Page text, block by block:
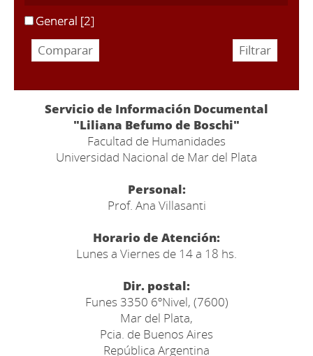
General [2]
Servicio de Información Documental
"Liliana Befumo de Boschi"
Facultad de Humanidades
Universidad Nacional de Mar del Plata
Personal:
Prof. Ana Villasanti
Horario de Atención:
Lunes a Viernes de 14 a 18 hs.
Dir. postal:
Funes 3350 6ºNivel, (7600)
Mar del Plata,
Pcia. de Buenos Aires
República Argentina